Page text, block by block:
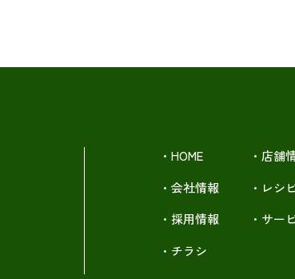
・HOME
・店舗
・会社情報
・レシ
・採用情報
・サー
・チラシ